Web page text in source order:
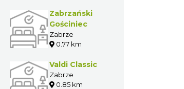
Zabrzański
Gościniec
Zabrze
0.77 km
Valdi Classic
Zabrze
0.85 km